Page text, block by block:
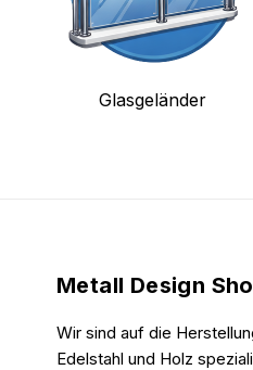
Glasgeländer
Metall Design
Wir sind auf die
Edelstahl und Holz